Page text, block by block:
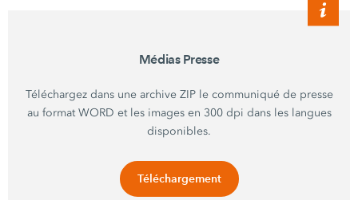
Médias Presse
Téléchargez dans une archive ZIP le communiqué de presse
au format WORD et les images en 300 dpi dans les langues
disponibles.
Téléchargement